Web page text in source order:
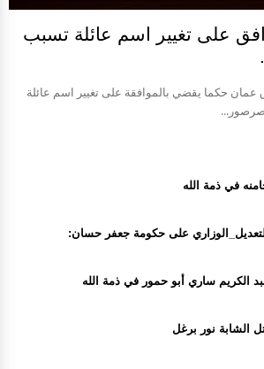
على تغيير اسم عائلة تسبب
حكما يقضي بالموافقة على تغيير اسم عائلة
صرصور...
في ذمة الله
على حكومة جعفر حسان:
الكريم ساري أبو حمور في ذمة الله
الشابة نور برغل